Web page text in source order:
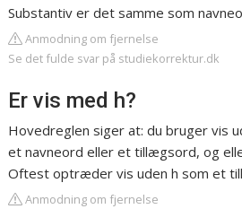
Substantiv er det samme som
Anmodning om fjernelse
Se det fulde svar på studiekorrektur.dk
Er vis med h?
Hovedreglen siger at: du bruger vis
et navneord eller et tillægsord, og
Oftest optræder vis uden h som et
Anmodning om fjernelse